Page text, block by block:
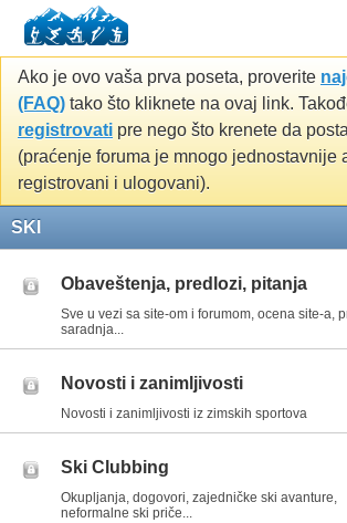
Ako je ovo vaša prva poseta, proverite
(FAQ) tako što kliknete na ovaj link.
registrovati pre nego što krenete da
(praćenje foruma je mnogo jednostavnije
registrovani i ulogovani).
SKI
Obaveštenja, predlozi, pitanja
Sve u vezi sa site-om i forumom, ocena site-a,
saradnja...
Novosti i zanimljivosti
Novosti i zanimljivosti iz zimskih sportova
Ski Clubbing
Okupljanja, dogovori, zajedničke ski avanture,
neformalne ski priče...